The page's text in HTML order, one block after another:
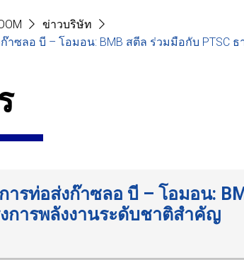
ข่าวบริษัท
าซลอ บี – โอมอน: BMB สตีล ร่วมมือกับ PTSC
ารท่อส่งก๊าซลอ บี – โอมอน:
การพลังงานระดับชาติสำคัญ